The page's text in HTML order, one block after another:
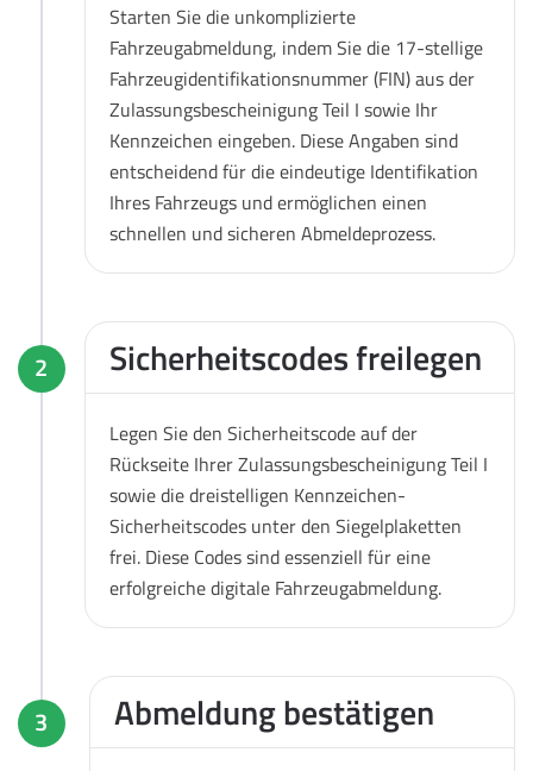
Starten Sie die unkomplizierte
Fahrzeugabmeldung, indem Sie die 17-stellige
Fahrzeugidentifikationsnummer (FIN) aus der
Zulassungsbescheinigung Teil I sowie Ihr
Kennzeichen eingeben. Diese Angaben sind
entscheidend für die eindeutige Identifikation
Ihres Fahrzeugs und ermöglichen einen
schnellen und sicheren Abmeldeprozess.
2 Sicherheitscodes freilegen
Legen Sie den Sicherheitscode auf der
Rückseite Ihrer Zulassungsbescheinigung Teil I
sowie die dreistelligen Kennzeichen-
Sicherheitscodes unter den Siegelplaketten
frei. Diese Codes sind essenziell für eine
erfolgreiche digitale Fahrzeugabmeldung.
3 Abmeldung bestätigen